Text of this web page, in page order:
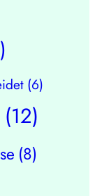
(6)
(12)
(8)